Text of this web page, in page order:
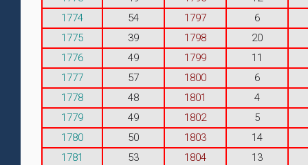
1774
54 1797
6
1775
39 1798
20
1776
49 1799
11
1777
57 1800
6
1778
48 1801
4
1779
49 1802
5
1780
50 1803
14
1781
53 1804
13